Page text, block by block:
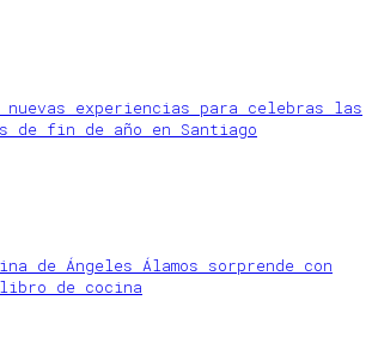
nuevas experiencias para celebras las
de fin de año en Santiago
de Ángeles Álamos sorprende con
libro de cocina